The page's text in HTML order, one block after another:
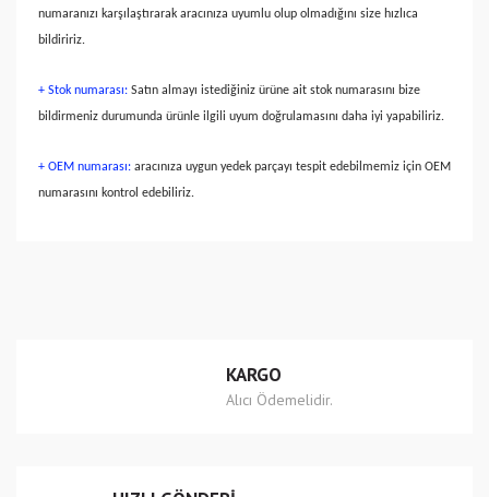
numaranızı karşılaştırarak aracınıza uyumlu olup olmadığını size hızlıca
bildiririz.
+ Stok numarası: Satın almayı istediğiniz ürüne ait stok numarasını bize
bildirmeniz durumunda ürünle ilgili uyum doğrulamasını daha iyi yapabiliriz.
+ OEM numarası: aracınıza uygun yedek parçayı tespit edebilmemiz için OEM
numarasını kontrol edebiliriz.
Ürün açıklamasında eksik bilgiler bulunuyor.
Bu ürüne benzer farklı alternatifler olmalı.
KARGO
Alıcı Ödemelidir.